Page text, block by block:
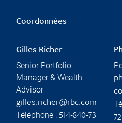
Coordonnées
Gilles Richer
Senior Portfolio
Manager & Wealth
Advisor
gilles.richer@rbc.com
Téléphone : 514-840-73
72